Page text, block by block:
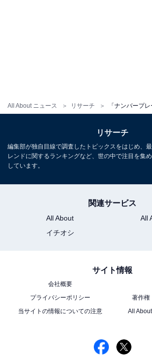
All About ニュース リサーチ
リサーチ
編集部が独自目線で調査したトピックスをはじめ、
レンドに関するランキングなど、世の中で注目を集
しています。
関連サービス
All About
All
イチオシ
サイト情報
会社概要
プライバシーポリシー
著作権
当サイトの情報についての注意
All